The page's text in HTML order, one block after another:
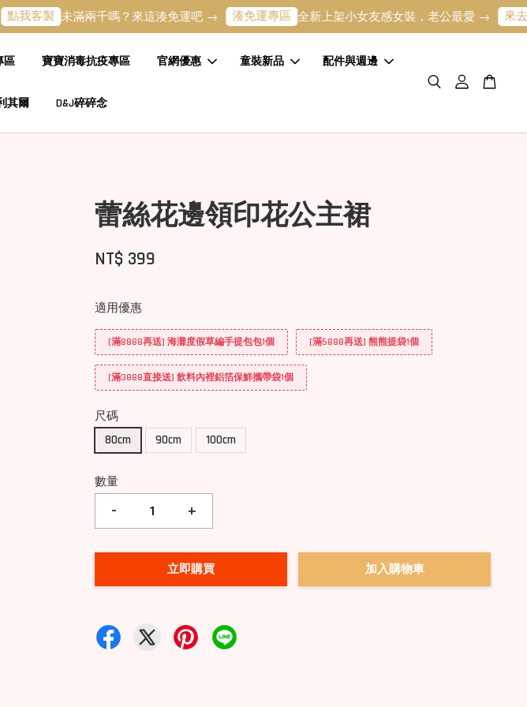
未滿兩千嗎？來這湊免運吧 → 湊免運專區 全新上架小女友感女裝，老公最愛 → 來去逛逛
區 寶寶消毒抗疫專區 官網優惠 童裝新品 配件與週邊
其爾 D&J碎碎念
蕾絲花邊領印花公主裙
NT$ 399
適用優惠
[滿8888再送] 海灘度假草編手提包包1個 [滿5888再送] 熊熊提袋1個
[滿3888直接送] 飲料內裡鋁箔保鮮攜帶袋1個
尺碼
80cm
90cm 100cm
數量
- +
立即購買 加入購物車